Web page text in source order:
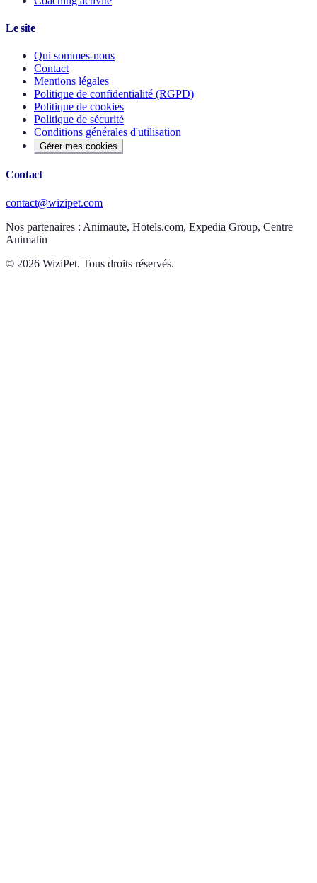
Le site
Qui sommes-nous
Contact
Mentions légales
Politique de confidentialité (RGPD)
Politique de cookies
Politique de sécurité
Conditions générales d'utilisation
Gérer mes cookies
Contact
contact@wizipet.com
Nos partenaires : Animaute, Hotels.com, Expedia Group, Centre
Animalin
© 2026 WiziPet. Tous droits réservés.